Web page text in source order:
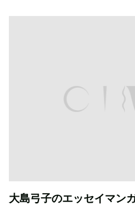
大島弓子のエッセイマン